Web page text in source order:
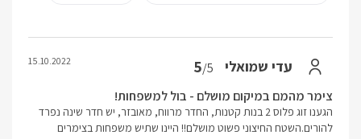
עדי שמואלי 5/5
15.10.2022
צימר מהמם במיקום מושלם - בול למשפחות!
הגענו זוג פלוס 2 בנות קטנות, החדר מרווח, מאובזר, יש חדר שינה נפרד
להורים.השטח החיצוני פשוט מושלם!! היינו שתיש משפחות בצימרים